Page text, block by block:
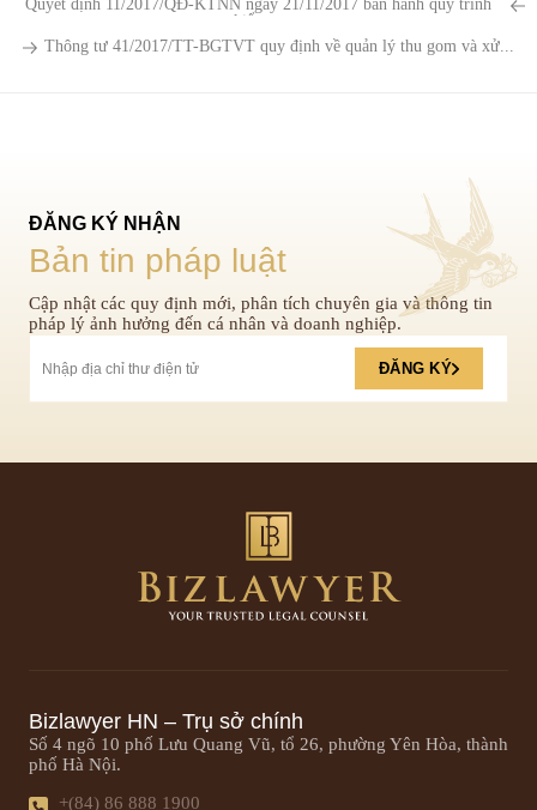
Quyết định 11/2017/QĐ-KTNN ngày 21/11/2017 ban hành quy trình
kiểm...
Thông tư 41/2017/TT-BGTVT quy định về quản lý thu gom và xử...
ĐĂNG KÝ NHẬN
Bản tin pháp luật
Cập nhật các quy định mới, phân tích chuyên gia và thông tin
pháp lý ảnh hưởng đến cá nhân và doanh nghiệp.
ĐĂNG KÝ
Bizlawyer HN – Trụ sở chính
Số 4 ngõ 10 phố Lưu Quang Vũ, tổ 26, phường Yên Hòa, thành
phố Hà Nội.
+(84) 86 888 1900